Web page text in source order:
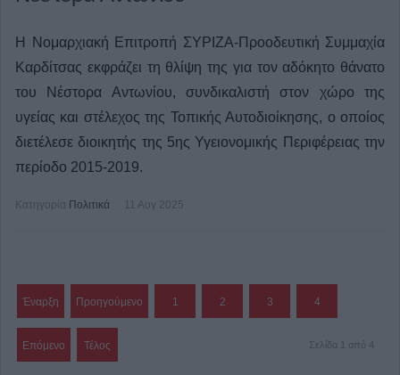
Η Νομαρχιακή Επιτροπή ΣΥΡΙΖΑ-Προοδευτική Συμμαχία
Καρδίτσας εκφράζει τη θλίψη της για τον αδόκητο θάνατο
του Νέστορα Αντωνίου, συνδικαλιστή στον χώρο της
υγείας και στέλεχος της Τοπικής Αυτοδιοίκησης, ο οποίος
διετέλεσε διοικητής της 5ης Υγειονομικής Περιφέρειας την
περίοδο 2015-2019.
Κατηγορία Πολιτικά 11 Αυγ 2025
Έναρξη Προηγούμενο 1 2 3 4
Επόμενο Τέλος Σελίδα 1 από 4